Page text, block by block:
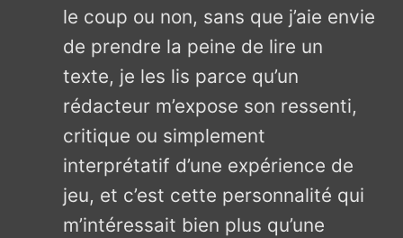
le coup ou non, sans que j’aie envie
de prendre la peine de lire un
texte, je les lis parce qu’un
rédacteur m’expose son ressenti,
critique ou simplement
interprétatif d’une expérience de
jeu, et c’est cette personnalité qui
m’intéressait bien plus qu’une